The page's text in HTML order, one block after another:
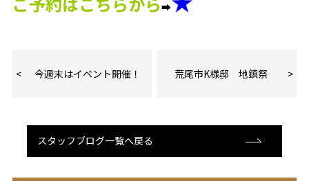
➡
今週末はイベント開催！ 荒尾市K様邸 地鎮祭
スタッフブログ一覧へ戻る